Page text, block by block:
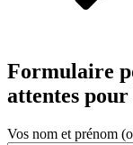
Formulaire
attentes
Vos nom et prénom